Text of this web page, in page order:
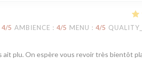
4/5 AMBIENCE : 4/5 MENU : 4/5
ait plu. On espère vous revoir très bientôt